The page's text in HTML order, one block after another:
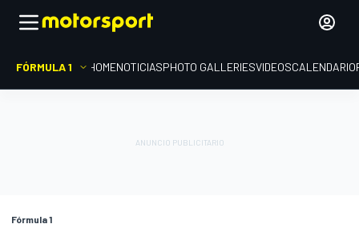
FÓRMULA 1 HOMENOTICIASPHOTO GALLERIESVIDEOSCALENDARIO
Fórmula 1